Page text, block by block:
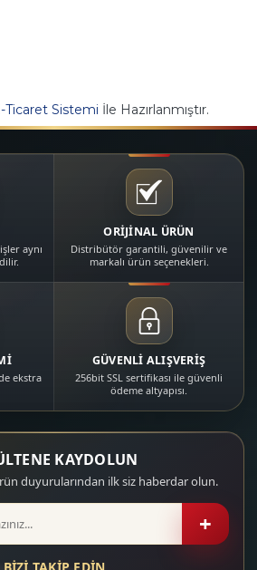
Ticaret Sistemi İle Hazırlanmıştır.
aynı
ORİJİNAL ÜRÜN
Distribütör garantili, güvenilir ve
markalı ürün seçenekleri.
ekstra
GÜVENLİ ALIŞVERİŞ
256bit SSL sertifikası ile güvenli
ödeme altyapısı.
KAYDOLUN
duyurularından ilk siz haberdar olun.
+